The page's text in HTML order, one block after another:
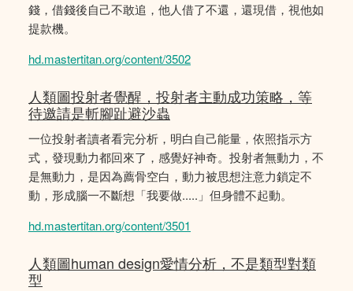
錢，借錢後自己不敢追，他人借了不還，還現借，視他如
提款機。
hd.mastertitan.org/content/3502
人類圖投射者覺醒，投射者主動成功策略，等
待邀請是斬腳趾避沙蟲
一位投射者讀者看完分析，明白自己能量，依照指示方
式，發現動力都回來了，感覺好神奇。投射者無動力，不
是無動力，是因為薦骨空白，動力被思想注意力鎖定不
動，形成腦一不斷想「我要做.....」但身體不起動。
hd.mastertitan.org/content/3501
人類圖human design愛情分析，不是類型對類
型